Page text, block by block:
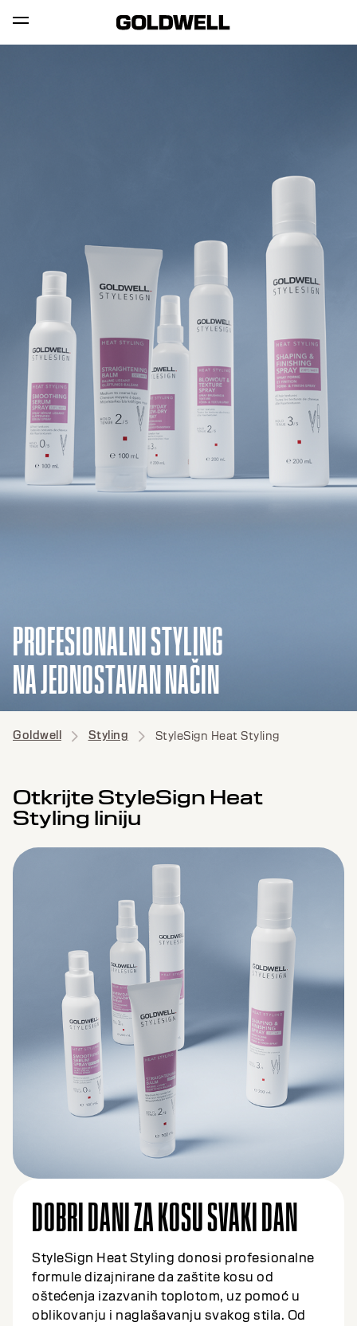
PROFESIONALNI STYLING
NA JEDNOSTAVAN NAČIN
Goldwell Styling StyleSign Heat Styling
Otkrijte StyleSign Heat
Styling liniju
DOBRI DANI ZA KOSU SVAKI DAN
StyleSign Heat Styling donosi profesionalne
formule dizajnirane da zaštite kosu od
oštećenja izazvanih toplotom, uz pomoć u
oblikovanju i naglašavanju svakog stila. Od